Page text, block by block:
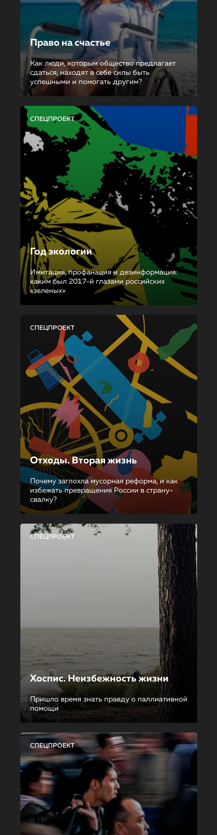
Право на счастье
Как люди, которым общество предлагает
сдаться, находят в себе силы быть
успешными и помогать другим?
СПЕЦПРОЕКТ
Год экологии
Имитация, профанация и дезинформация:
каким был 2017-й глазами российских
«зеленых»
СПЕЦПРОЕКТ
Отходы. Вторая жизнь
Почему заглохла мусорная реформа, и как
избежать превращения России в страну-
свалку?
СПЕЦПРОЕКТ
Хоспис. Неизбежность жизни
Пришло время знать правду о паллиативной
помощи
СПЕЦПРОЕКТ